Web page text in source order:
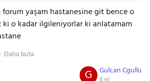
yaşam hastanesine git bence o
ki o kadar ilgileniyorlar ki anlatamam
Daha fazla
Gulcan Cgullu
G